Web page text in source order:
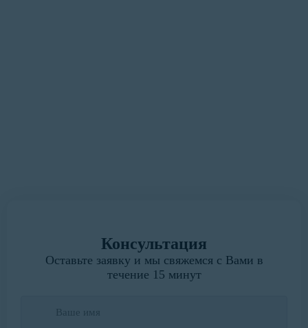
Консультация
Оставьте заявку и мы свяжемся с Вами в
течение 15 минут